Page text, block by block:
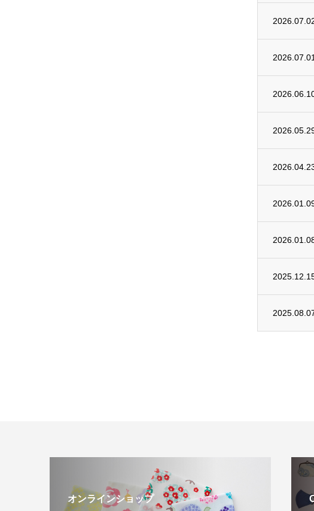
2026.07.01
オンラインショップ